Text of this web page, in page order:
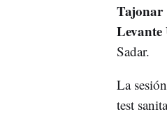
Tajonar
Sadar.
La
test